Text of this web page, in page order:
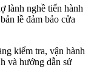
lành nghề tiến hành
lề đảm bảo cửa
kiểm tra, vận hành
và hướng dẫn sử